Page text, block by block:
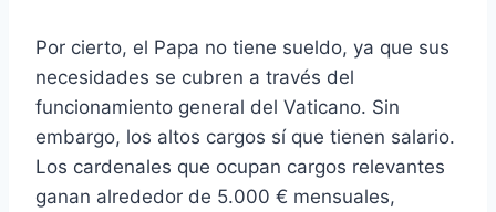
Por cierto, el Papa no tiene sueldo, ya que sus
necesidades se cubren a través del
funcionamiento general del Vaticano. Sin
embargo, los altos cargos sí que tienen salario.
Los cardenales que ocupan cargos relevantes
ganan alrededor de 5.000 € mensuales,